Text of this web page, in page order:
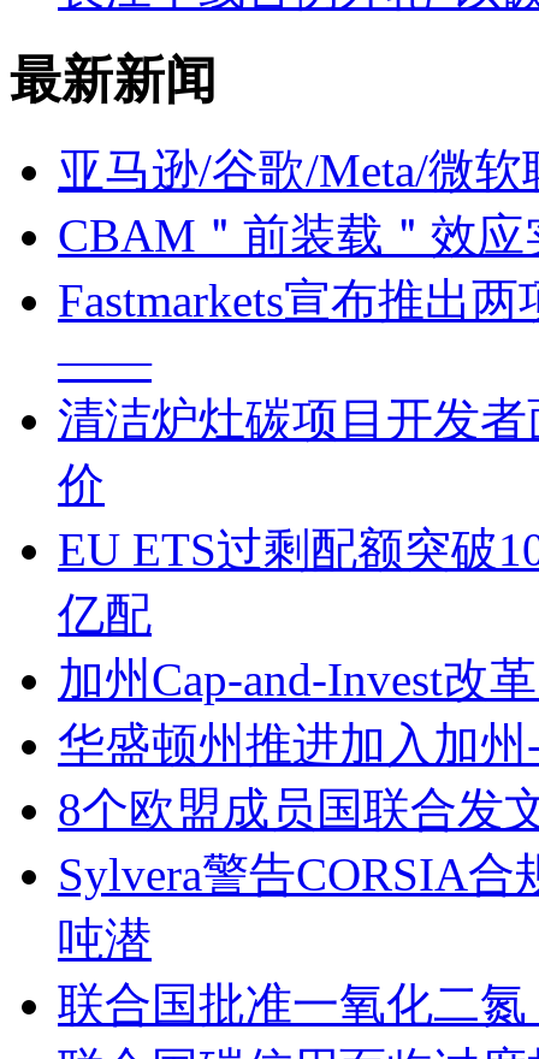
最新新闻
亚马逊/谷歌/Meta/微
CBAM＂前装载＂效
Fastmarkets宣布推出
——
清洁炉灶碳项目开发
价
EU ETS过剩配额突破
亿配
加州Cap-and-Invest
华盛顿州推进加入加
8个欧盟成员国联合
Sylvera警告CORSIA
吨潜
联合国批准一氧化二